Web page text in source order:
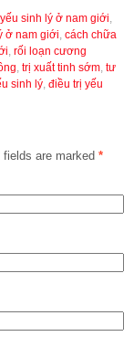
sinh lý ở nam giới,
ở nam giới, cách chữa
, rối loạn cương
, trị xuất tinh sớm, tư
sinh lý, điều trị yếu
fields are marked *